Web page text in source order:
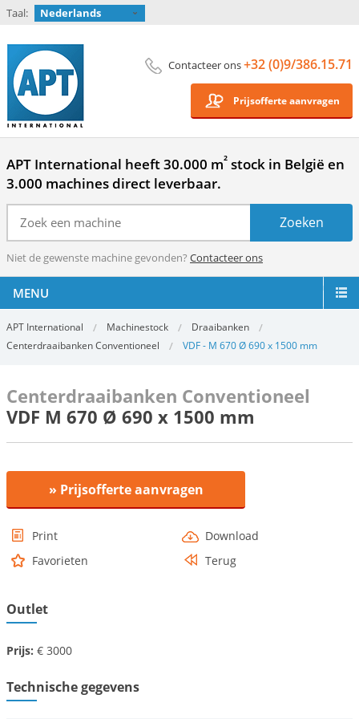
Taal: Nederlands
Contacteer ons+32 (0)9/386.15.71
Prijsofferte aanvragen
APT International heeft 30.000 m² stock in België en
3.000 machines direct leverbaar.
Niet de gewenste machine gevonden? Contacteer ons
MENU
APT International Machinestock
Draaibanken
Centerdraaibanken Conventioneel
VDF - M 670 Ø 690 x 1500 mm
Centerdraaibanken Conventioneel
VDF M 670 Ø 690 x 1500 mm
» Prijsofferte aanvragen
Print
Download
Favorieten
Terug
Outlet
Prijs: € 3000
Technische gegevens